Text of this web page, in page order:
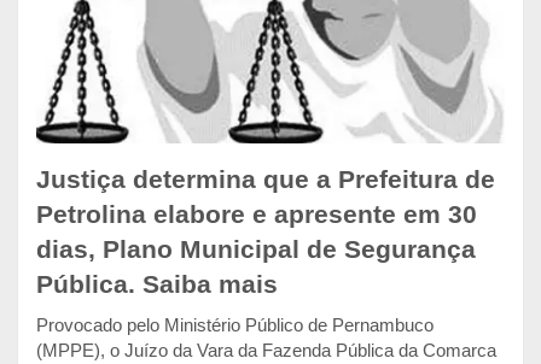
Justiça determina que a Prefeitura de
Petrolina elabore e apresente em 30
dias, Plano Municipal de Segurança
Pública. Saiba mais
Provocado pelo Ministério Público de Pernambuco
(MPPE), o Juízo da Vara da Fazenda Pública da Comarca